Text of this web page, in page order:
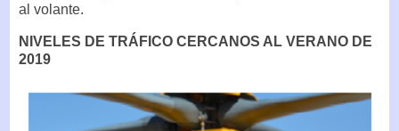
al volante.
NIVELES DE TRÁFICO CERCANOS AL VERANO DE
2019